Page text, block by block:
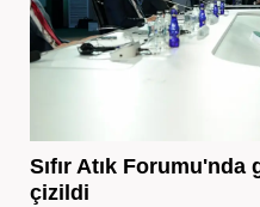
Sıfır Atık
çizildi